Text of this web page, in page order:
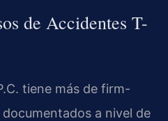
de Accidentes T-
tiene más de firm-
a nivel de